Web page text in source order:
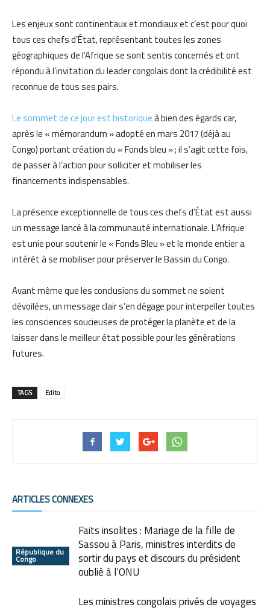
Les enjeux sont continentaux et mondiaux et c’est pour quoi
tous ces chefs d’État, représentant toutes les zones
géographiques de l’Afrique se sont sentis concernés et ont
répondu à l’invitation du leader congolais dont la crédibilité est
reconnue de tous ses pairs.
Le sommet de ce jour est historiqueà bien des égards car,
après le « mémorandum » adopté en mars 2017 (déjà au
Congo) portant création du « Fonds bleu » ; il s’agit cette fois,
de passer à l’action pour solliciter et mobiliser les
financements indispensables.
La présence exceptionnelle de tous ces chefs d’État est aussi
un message lancé à la communauté internationale. L’Afrique
est unie pour soutenir le « Fonds Bleu » et le monde entier a
intérêt à se mobiliser pour préserver le Bassin du Congo.
Avant même que les conclusions du sommet ne soient
dévoilées, un message clair s’en dégage pour interpeller toutes
les consciences soucieuses de protéger la planète et de la
laisser dans le meilleur état possible pour les générations
futures.
TAGS Edito
ARTICLES CONNEXES
République du
Congo
Faits insolites : Mariage de la fille de
Sassou à Paris, ministres interdits de
sortir du pays et discours du président
oublié à l’ONU
Les ministres congolais privés de voyages